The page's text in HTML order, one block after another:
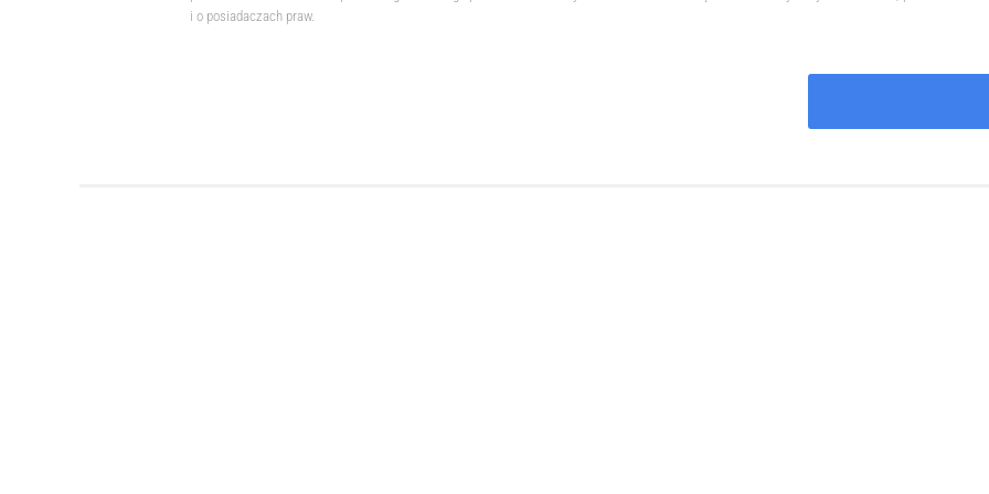
i o posiadaczach praw.